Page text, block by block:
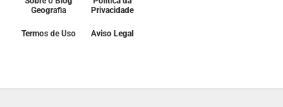
Geografia
Privacidade
Termos de Uso Aviso Legal